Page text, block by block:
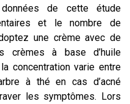
de cette étude
et le nombre de
une crème avec de
crèmes à base d’huile
concentration varie entre
à thé en cas d’acné
les symptômes. Lors